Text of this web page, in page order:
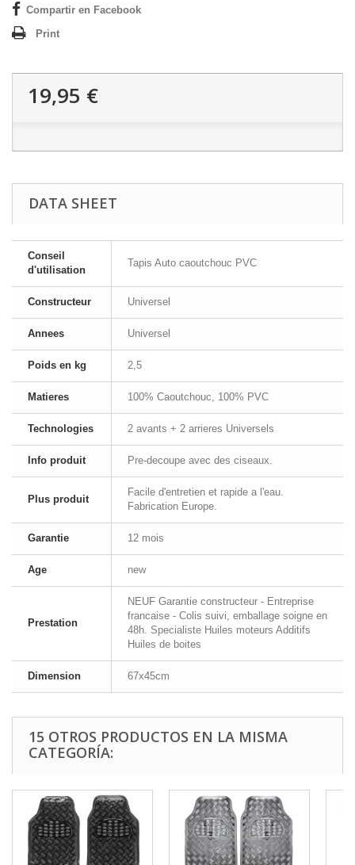
Compartir en Facebook
Print
19,95 €
DATA SHEET
Conseil
d'utilisation
Tapis Auto caoutchouc PVC
Constructeur Universel
Annees Universel
Poids en kg 2,5
Matieres 100% Caoutchouc, 100% PVC
Technologies 2 avants + 2 arrieres Universels
Info produit Pre-decoupe avec des ciseaux.
Plus produit
Facile d'entretien et rapide a l'eau.
Fabrication Europe.
Garantie 12 mois
Age new
Prestation
NEUF Garantie constructeur - Entreprise
francaise - Colis suivi, emballage soigne en
48h. Specialiste Huiles moteurs Additifs
Huiles de boites
Dimension 67x45cm
15 OTROS PRODUCTOS EN LA MISMA
CATEGORÍA: